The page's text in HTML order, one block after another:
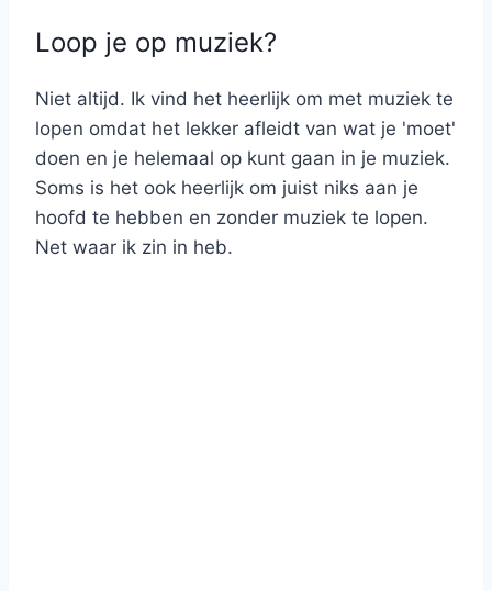
Loop je op muziek?
Niet altijd. Ik vind het heerlijk om met muziek te
lopen omdat het lekker afleidt van wat je 'moet'
doen en je helemaal op kunt gaan in je muziek.
Soms is het ook heerlijk om juist niks aan je
hoofd te hebben en zonder muziek te lopen.
Net waar ik zin in heb.